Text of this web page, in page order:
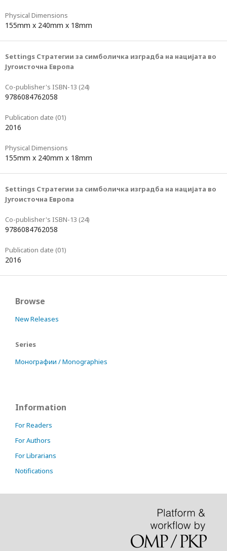
Physical Dimensions
155mm x 240mm x 18mm
Settings Стратегии за симболичка изградба на нацијата во
Југоисточна Европа
Co-publisher's ISBN-13 (24)
9786084762058
Publication date (01)
2016
Physical Dimensions
155mm x 240mm x 18mm
Settings Стратегии за симболичка изградба на нацијата во
Југоисточна Европа
Co-publisher's ISBN-13 (24)
9786084762058
Publication date (01)
2016
Browse
New Releases
Series
Монографии / Monographies
Information
For Readers
For Authors
For Librarians
Notifications